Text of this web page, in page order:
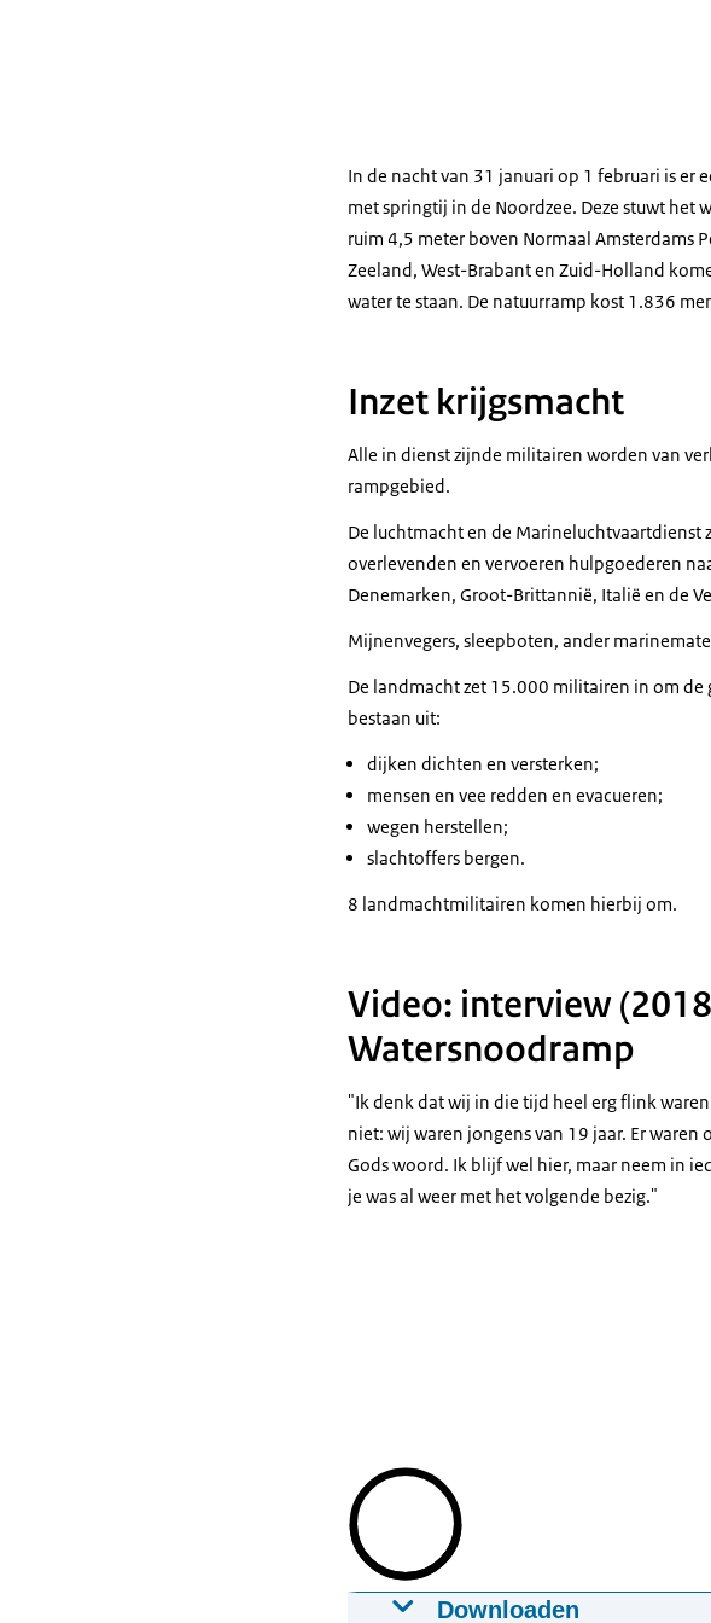
In de nacht van 31 januari op 1 februari is er
met springtij in de Noordzee. Deze stuwt het
ruim 4,5 meter boven Normaal Amsterdams
Zeeland, West-Brabant en Zuid-Holland
water te staan. De natuurramp kost 1.836
Inzet krijgsmacht
Alle in dienst zijnde militairen worden van
rampgebied.
De luchtmacht en de
overlevenden en vervoeren hulpgoederen
Denemarken, Groot-Brittannië, Italië en de
Mijnenvegers, sleepboten, ander
De landmacht zet 15.000 militairen in om
bestaan uit:
dijken dichten en versterken;
mensen en vee redden en evacueren;
wegen herstellen;
slachtoffers bergen.
8 landmachtmilitairen komen hierbij om.
Video: interview
Watersnoodramp
"Ik denk dat wij in die tijd heel erg flink
niet: wij waren jongens van 19 jaar. Er
Gods woord. Ik blijf wel hier, maar neem in
je was al weer met het volgende bezig."
Downloaden